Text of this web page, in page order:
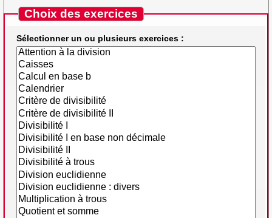
Choix des exercices
Sélectionner un ou plusieurs exercices :